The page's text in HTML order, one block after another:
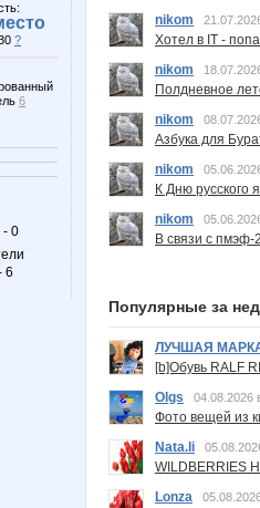
?
6
- 0
6
nikom
Хотел в IT -
nikom
Полдневное
nikom
Азбука для
nikom
К Дню русского
nikom
В связи с пмэф-
Популярные за
ЛУЧШАЯ
[b]Обувь RALF
Olgs
04.08.2026
Фото вещей из
Nata.li
Lonza